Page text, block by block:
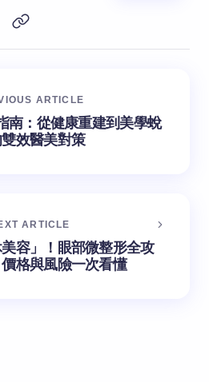
ARTICLE
南：從健康重建到美學蛻
效醫美對策
ARTICLE
容」！眼部微整形全攻
格與風險一次看懂